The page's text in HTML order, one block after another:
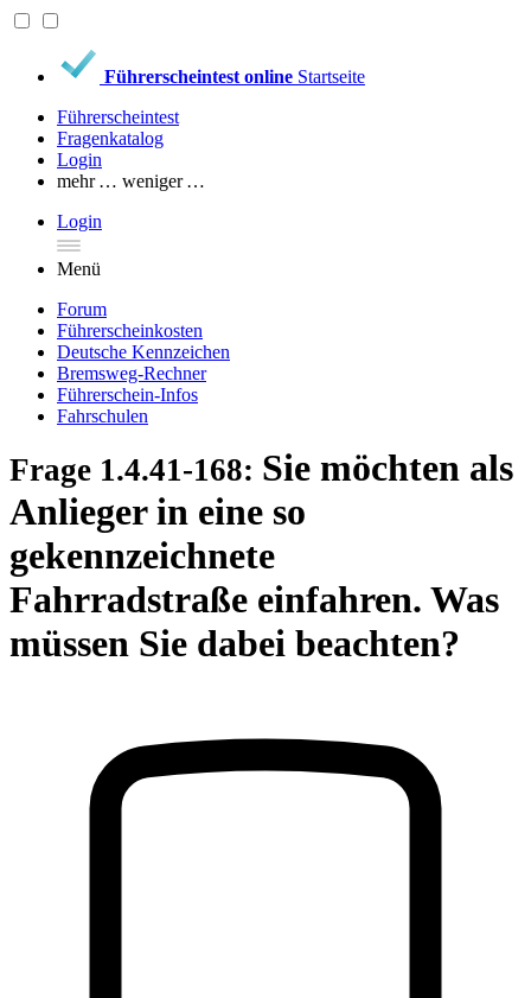
Führerscheintest online Startseite
Führerscheintest
Fragenkatalog
Login
mehr … weniger …
Login
Menü
Forum
Führerscheinkosten
Deutsche Kennzeichen
Bremsweg-Rechner
Führerschein-Infos
Fahrschulen
Frage 1.4.41-168: Sie möchten als
Anlieger in eine so
gekennzeichnete
Fahrradstraße einfahren. Was
müssen Sie dabei beachten?